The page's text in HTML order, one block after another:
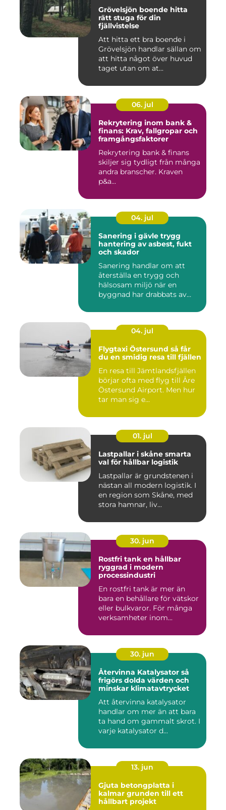
Grövelsjön boende hitta
rätt stuga för din
fjällvistelse
Att hitta ett bra boende i
Grövelsjön handlar sällan om
att hitta något över huvud
taget utan om at...
06. jul
Rekrytering inom bank &
finans: Krav, fallgropar och
framgångsfaktorer
Rekrytering bank & finans
skiljer sig tydligt från många
andra branscher. Kraven
p&a...
04. jul
Sanering i gävle trygg
hantering av asbest, fukt
och skador
Sanering handlar om att
återställa en trygg och
hälsosam miljö när en
byggnad har drabbats av
04. jul
Flygtaxi Östersund så får
du en smidig resa till fjällen
En resa till Jämtlandsfjällen
börjar ofta med flyg till Åre
Östersund Airport. Men hur
tar man sig e...
01. jul
Lastpallar i skåne smarta
val för hållbar logistik
Lastpallar är grundstenen i
nästan all modern logistik. I
en region som Skåne, med
stora hamnar, liv...
30. jun
Rostfri tank en hållbar
ryggrad i modern
processindustri
En rostfri tank är mer än
bara en behållare för vätskor
eller bulkvaror. För många
verksamheter inom...
30. jun
Återvinna Katalysator så
frigörs dolda värden och
minskar klimatavtrycket
Att återvinna katalysator
handlar om mer än att bara
ta hand om gammalt skrot. I
varje katalysator d...
13. jun
Gjuta betongplatta i
kalmar grunden till ett
hållbart projekt